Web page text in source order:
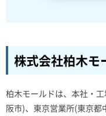
株式会社柏木モ
柏木モールドは、本社・
阪市)、東京営業所(東京